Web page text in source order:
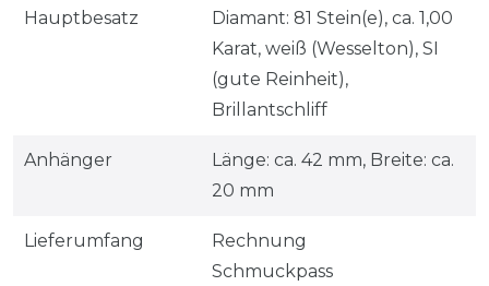
Hauptbesatz
Diamant: 81 Stein(e), ca. 1,00
Karat, weiß (Wesselton), SI
(gute Reinheit),
Brillantschliff
Anhänger
Länge: ca. 42 mm, Breite: ca.
20 mm
Lieferumfang
Rechnung
Schmuckpass